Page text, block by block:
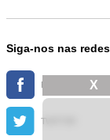
Siga-nos nas
TWITTER
X